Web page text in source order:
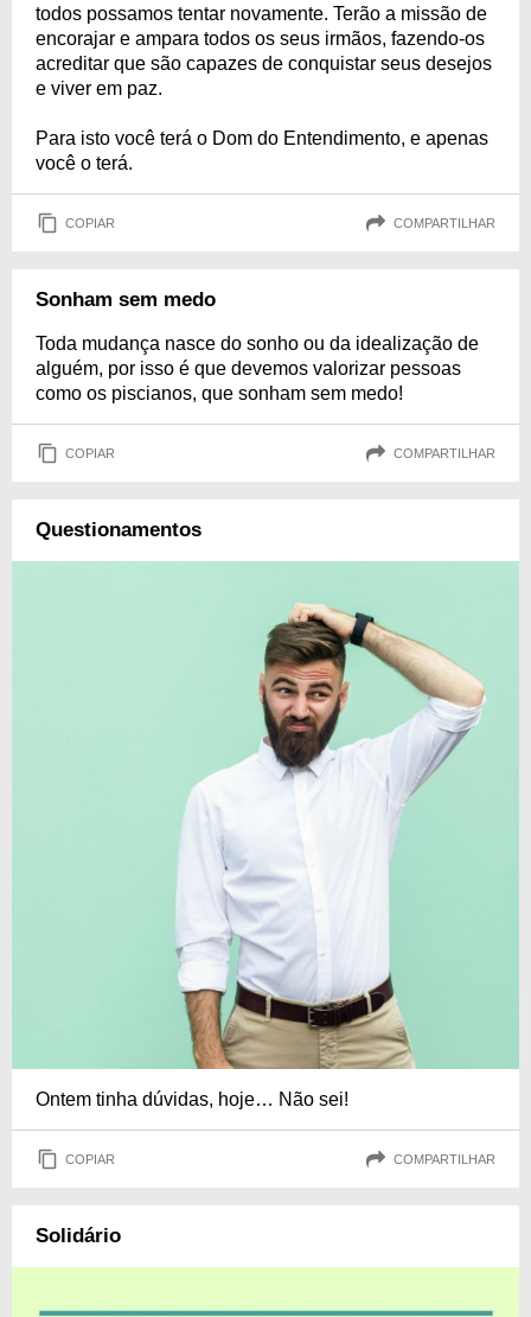
todos possamos tentar novamente. Terão a missão de
encorajar e ampara todos os seus irmãos, fazendo-os
acreditar que são capazes de conquistar seus desejos
e viver em paz.
Para isto você terá o Dom do Entendimento, e apenas
você o terá.
COPIAR COMPARTILHAR
Sonham sem medo
Toda mudança nasce do sonho ou da idealização de
alguém, por isso é que devemos valorizar pessoas
como os piscianos, que sonham sem medo!
COPIAR COMPARTILHAR
Questionamentos
Ontem tinha dúvidas, hoje… Não sei!
COPIAR COMPARTILHAR
Solidário